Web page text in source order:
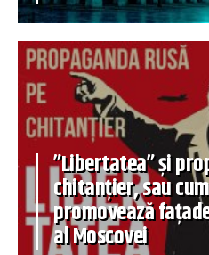
”Libertatea” și
chitanțier, sau
promovează
al Moscovei